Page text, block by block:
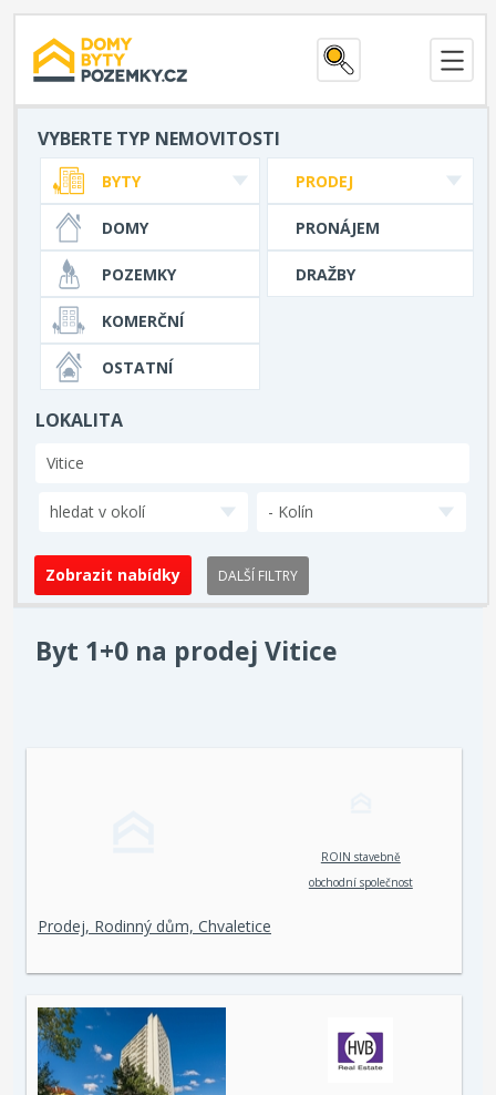
VYBERTE TYP NEMOVITOSTI
PRODEJ
PRONÁJEM
DRAŽBY
BYTY
DOMY
POZEMKY
KOMERČNÍ
OSTATNÍ
LOKALITA
hledat v okolí - Kolín
DALŠÍ FILTRY
Byt 1+0 na prodej Vitice
ROIN stavebně
obchodní společnost
Prodej, Rodinný dům, Chvaletice